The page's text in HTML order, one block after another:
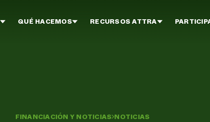
QUÉ HACEMOS RECURSOS ATTRA
FINANCIACIÓN Y NOTICIAS NOTICIAS